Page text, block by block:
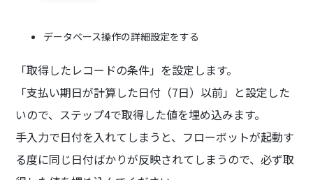
データベース操作の詳細設定をする
「取得したレコードの条件」を設定します。
「支払い期日が計算した日付（7日）以前」と設定した
いので、ステップ4で取得した値を埋め込みます。
手入力で日付を入れてしまうと、フローボットが起動す
る度に同じ日付ばかりが反映されてしまうので、必ず取